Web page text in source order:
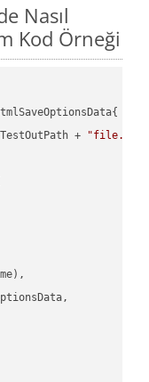
Nasıl
Kod Örneği
+
"file.DOT"